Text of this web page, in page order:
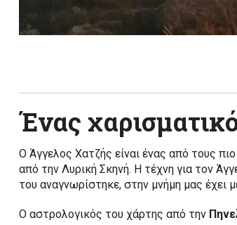
Ένας
Ο Άγγελος Χατζής είναι ένας από τους
από την Λυρική Σκηνή. Η τέχνη για τον
του αναγνωρίστηκε, στην μνήμη μας έχει
Ο αστρολογικός του χάρτης από την